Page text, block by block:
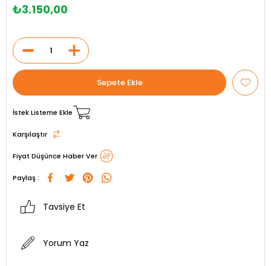
₺3.150,00
İstek Listeme Ekle
Karşılaştır
Fiyat Düşünce Haber Ver
Paylaş :
Tavsiye Et
Yorum Yaz